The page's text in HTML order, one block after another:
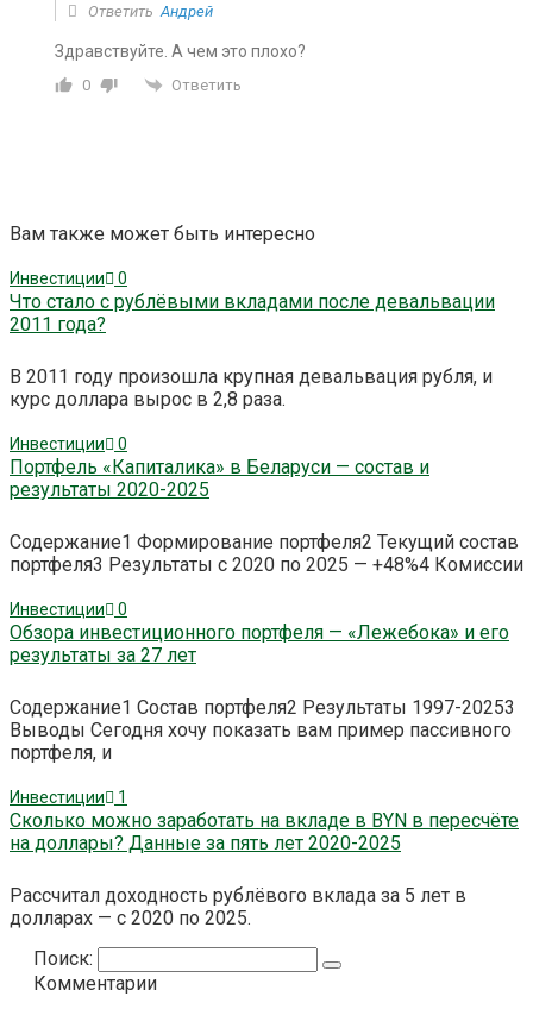
Ответить Андрей
Здравствуйте. А чем это плохо?
0 Ответить
Вам также может быть интересно
Инвестиции 0
Что стало с рублёвыми вкладами после девальвации
2011 года?
В 2011 году произошла крупная девальвация рубля, и
курс доллара вырос в 2,8 раза.
Инвестиции 0
Портфель «Капиталика» в Беларуси — состав и
результаты 2020-2025
Содержание1 Формирование портфеля2 Текущий состав
портфеля3 Результаты с 2020 по 2025 — +48%4 Комиссии
Инвестиции 0
Обзора инвестиционного портфеля — «Лежебока» и его
результаты за 27 лет
Содержание1 Состав портфеля2 Результаты 1997-20253
Выводы Сегодня хочу показать вам пример пассивного
портфеля, и
Инвестиции 1
Сколько можно заработать на вкладе в BYN в пересчёте
на доллары? Данные за пять лет 2020-2025
Рассчитал доходность рублёвого вклада за 5 лет в
долларах — с 2020 по 2025.
Поиск:
Комментарии